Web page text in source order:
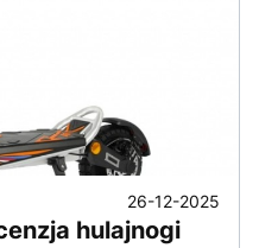
26-12-2025
hulajnogi